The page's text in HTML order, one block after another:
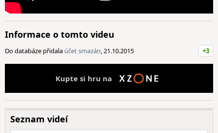
Informace o tomto videu
Do databáze přidala účet smazán, 21.10.2015 +3
Kupte si hru na
Seznam videí